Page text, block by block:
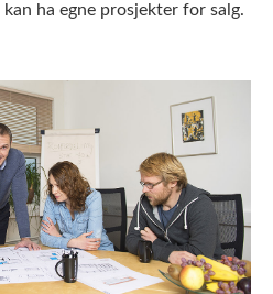
ha egne prosjekter for salg.